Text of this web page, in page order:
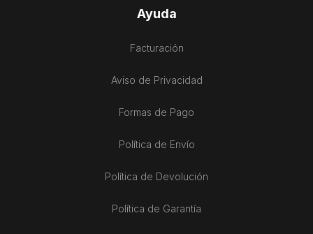
Ayuda
Facturación
Aviso de Privacidad
Formas de Pago
Política de Envío
Política de Devolución
Política de Garantía